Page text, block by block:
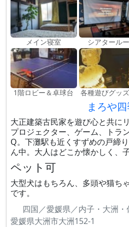
メイン寝室 シアタール
1階ロビー＆卓球台 各種遊びグッ
まろや
大正建築古民家を遊び心と共に
プロジェクター、ゲーム、トラ
Q。下灘駅も近くすずめの戸締
ん中。大人はどこか懐かしく、
ペット可
大型犬はもちろん、多頭や猫ち
です。
四国／愛媛県／内子・大洲・
愛媛県大洲市大洲152-1